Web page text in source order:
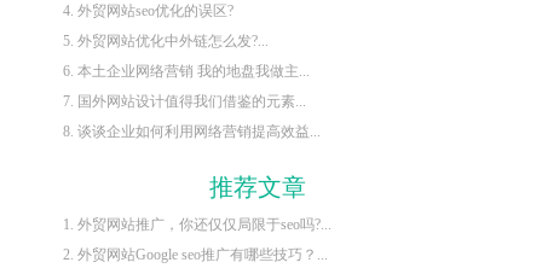
4. 外贸网站seo优化的误区?
5. 外贸网站优化中外链怎么发?...
6. 本土企业网络营销 我的地盘我做主...
7. 国外网站设计值得我们借鉴的元素...
8. 谈谈企业如何利用网络营销提高效益...
推荐文章
1. 外贸网站推广，你还仅仅局限于seo吗?...
2. 外贸网站Google seo推广有哪些技巧？...